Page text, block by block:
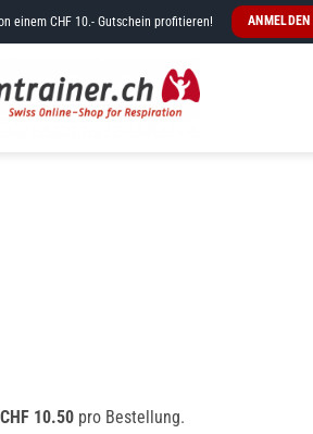
einem CHF 10.- Gutschein profitieren! ANMELDEN
CHF 10.50 pro Bestellung.